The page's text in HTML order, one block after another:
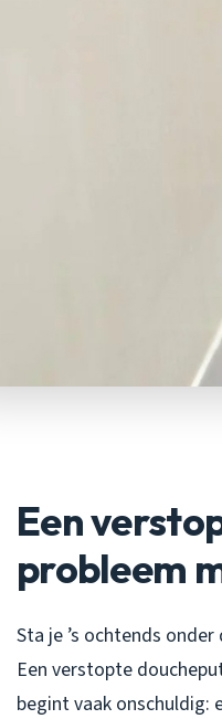
Een
probleem
Sta je ’s ochtends
Een verstopte
begint vaak onschuldig: